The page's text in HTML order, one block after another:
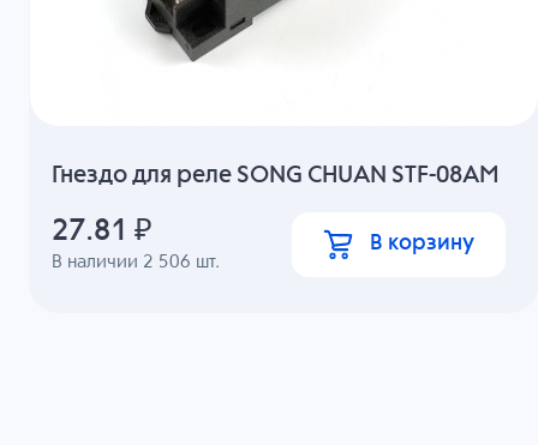
Гнездо для реле SONG CHUAN STF-08AM
В наличии 2 506 шт.
27.81 ₽ В корзину